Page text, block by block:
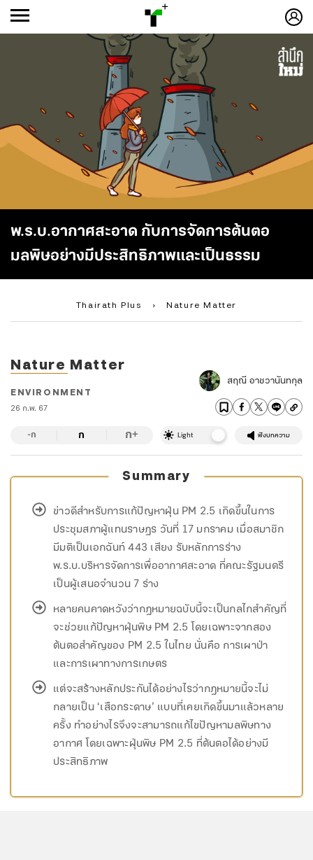
พ.ร.บ.อากาศสะอาด กับการจัดการต้นตอ
มลพิษอย่างมีประสิทธิภาพและเป็นธรรม
Thairath Plus › Nature Matter
-ก
Nature Matter
ENVIRONMENT
26 ก.พ. 67
สฤณี อาชวานันทกุล
-ก ก ก+ Light ฟังบทความ
Summary
ข่าวดีสำหรับการแก้ปัญหาฝุ่น PM 2.5 เกิดขึ้นในการ
ประชุมสภาผู้แทนราษฎร วันที่ 17 มกราคม เมื่อสมาชิก
มีมติเป็นเอกฉันท์ 443 เสียง รับหลักการร่าง
พ.ร.บ.บริหารจัดการเพื่ออากาศสะอาด ที่คณะรัฐมนตรี
เป็นผู้เสนอจำนวน 7 ร่าง
หลายคนคาดหวังว่ากฎหมายฉบับนี้จะเป็นกลไกสำคัญที่
จะช่วยแก้ปัญหาฝุ่นพิษ PM 2.5 โดยเฉพาะจากสอง
ต้นตอสำคัญของ PM 2.5 ในไทย นั่นคือ การเผาป่า
และการเผาทางการเกษตร
แต่จะสร้างหลักประกันได้อย่างไรว่ากฎหมายนี้จะไม่
กลายเป็น ‘เสือกระดาษ’ แบบที่เคยเกิดขึ้นมาแล้วหลาย
ครั้ง ทำอย่างไรจึงจะสามารถแก้ไขปัญหามลพิษทาง
อากาศ โดยเฉพาะฝุ่นพิษ PM 2.5 ที่ต้นตอได้อย่างมี
ประสิทธิภาพ